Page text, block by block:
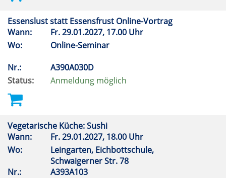
Essenslust statt Essensfrust Online-Vortrag
Wann:
Fr.29.01.2027, 17.00 Uhr
Wo:
Online-Seminar
Nr.:
A390A030D
Status:
Anmeldung möglich
Vegetarische Küche: Sushi
Wann:
Fr.29.01.2027, 18.00 Uhr
Wo:
Leingarten, Eichbottschule,
Schwaigerner Str. 78
Nr.:
A393A103